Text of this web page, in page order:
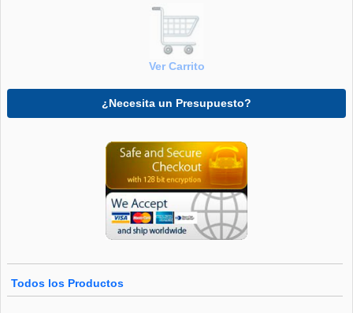
Ver Carrito
¿Necesita un Presupuesto?
Todos los Productos